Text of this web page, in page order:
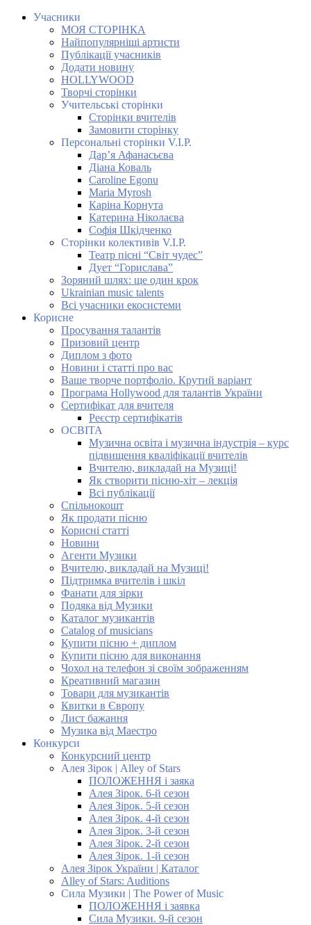
Учасники
МОЯ СТОРІНКА
Найпопулярніші артисти
Публікації учасників
Додати новину
HOLLYWOOD
Творчі сторінки
Учительські сторінки
Сторінки вчителів
Замовити сторінку
Персональні сторінки V.I.P.
Дар’я Афанасьєва
Діана Коваль
Caroline Egonu
Maria Myrosh
Каріна Корнута
Катерина Ніколаєва
Софія Шкідченко
Сторінки колективів V.I.P.
Театр пісні “Світ чудес”
Дует “Горислава”
Зоряний шлях: ще один крок
Ukrainian music talents
Всі учасники екосистеми
Корисне
Просування талантів
Призовий центр
Диплом з фото
Новини і статті про вас
Ваше творче портфоліо. Крутий варіант
Програма Hollywood для талантів України
Сертифікат для вчителя
Реєстр сертифікатів
ОСВІТА
Музична освіта і музична індустрія – курс
підвищення кваліфікації вчителів
Вчителю, викладай на Музиці!
Як створити пісню-хіт – лекція
Всі публікації
Спільнокошт
Як продати пісню
Корисні статті
Новини
Агенти Музики
Вчителю, викладай на Музиці!
Підтримка вчителів і шкіл
Фанати для зірки
Подяка від Музики
Каталог музикантів
Catalog of musicians
Купити пісню + диплом
Купити пісню для виконання
Чохол на телефон зі своїм зображенням
Креативний магазин
Товари для музикантів
Квитки в Європу
Лист бажання
Музика від Маестро
Конкурси
Конкурсний центр
Алея Зірок | Alley of Stars
ПОЛОЖЕННЯ і заяка
Алея Зірок. 6-й сезон
Алея Зірок. 5-й сезон
Алея Зірок. 4-й сезон
Алея Зірок. 3-й сезон
Алея Зірок. 2-й сезон
Алея Зірок. 1-й сезон
Алея Зірок України | Каталог
Alley of Stars: Auditions
Сила Музики | The Power of Music
ПОЛОЖЕННЯ і заявка
Сила Музики. 9-й сезон